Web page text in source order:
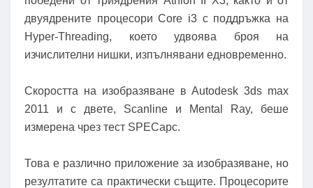
двуядрените процесори Core i3 с поддръжка на
Hyper-Threading, което удвоява броя на
изчислителни нишки, изпълнявани едновременно.
Скоростта на изобразяване в Autodesk 3ds max
2011 и с двете, Scanline и Mental Ray, беше
измерена чрез тест SPECapc.
Това е различно приложение за изобразяване, но
резултатите са практически същите. Процесорите